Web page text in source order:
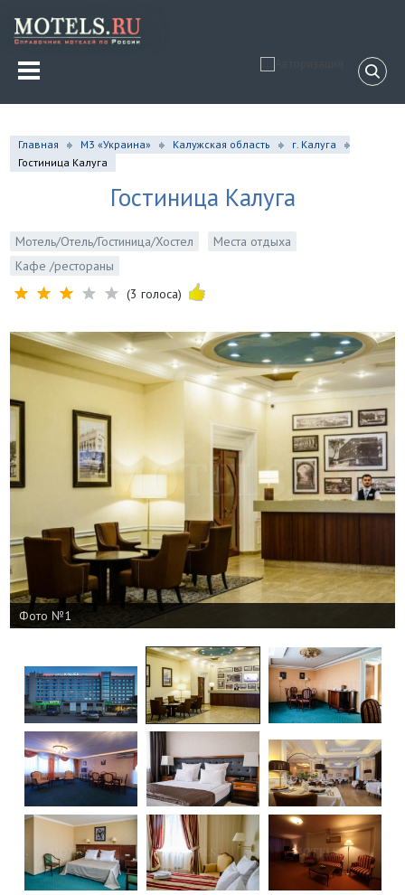
Главная М3 «Украина» Калужская область
г. Калуга
Гостиница Калуга
Гостиница Калуга
Мотель/Отель/Гостиница/Хостел
Места отдыха
Кафе /рестораны
(3 голоса)
Фото №1